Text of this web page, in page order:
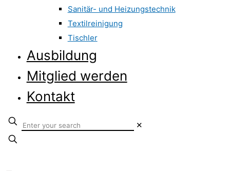
Sanitär- und Heizungstechnik
Textilreinigung
Tischler
Ausbildung
Mitglied werden
Kontakt
✕